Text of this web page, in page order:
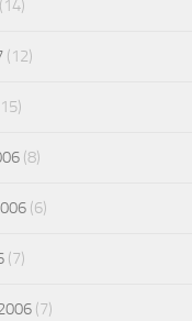
(14)
(12)
(8)
(6)
(7)
(7)